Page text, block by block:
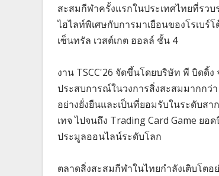
สะสมกีฬาครั้งแรกในประเทศไทยที่รว
ไฮไลท์พิเศษกับการมาเยือนของโรเบ
เซ็นทรัล เวสต์เกต ฮอลล์ ชั้น 4
งาน TSCC'26 จัดขึ้นโดยบริษัท พี บิดดิ้
ประสบการณ์ในวงการสิ่งสะสมมากกว่
อย่างยั่งยืนและเป็นที่ยอมรับในระดับส
เทจ ไปจนถึง Trading Card Game ย
ประมูลออนไลน์ระดับโลก
ตลาดสิ่งสะสมกีฬาในไทยกำลังเติบโต